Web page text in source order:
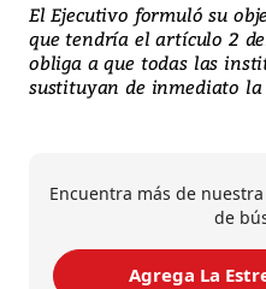
El Ejecutivo formuló su
que tendría el artículo 2
obliga a que todas las
sustituyan de inmediato la
Encuentra más de
de
Agrega La